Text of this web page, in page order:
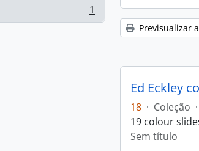
1
Previsualizar
Ed Eckley
18 · Coleção ·
19 colour
Sem título